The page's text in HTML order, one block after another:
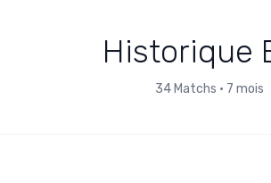
Historique
34 Matchs • 7 mois